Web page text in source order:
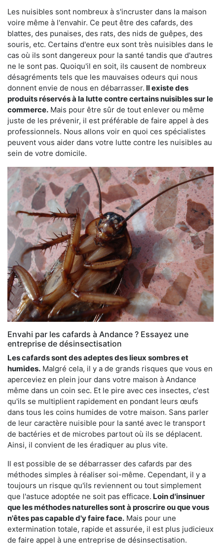
Les nuisibles sont nombreux à s'incruster dans la maison
voire même à l'envahir. Ce peut être des cafards, des
blattes, des punaises, des rats, des nids de guêpes, des
souris, etc. Certains d'entre eux sont très nuisibles dans le
cas où ils sont dangereux pour la santé tandis que d'autres
ne le sont pas. Quoiqu'il en soit, ils causent de nombreux
désagréments tels que les mauvaises odeurs qui nous
donnent envie de nous en débarrasser. Il existe des
produits réservés à la lutte contre certains nuisibles sur le
commerce. Mais pour être sûr de tout enlever ou même
juste de les prévenir, il est préférable de faire appel à des
professionnels. Nous allons voir en quoi ces spécialistes
peuvent vous aider dans votre lutte contre les nuisibles au
sein de votre domicile.
Envahi par les cafards à Andance ? Essayez une
entreprise de désinsectisation
Les cafards sont des adeptes des lieux sombres et
humides. Malgré cela, il y a de grands risques que vous en
aperceviez en plein jour dans votre maison à Andance
même dans un coin sec. Et le pire avec ces insectes, c'est
qu'ils se multiplient rapidement en pondant leurs œufs
dans tous les coins humides de votre maison. Sans parler
de leur caractère nuisible pour la santé avec le transport
de bactéries et de microbes partout où ils se déplacent.
Ainsi, il convient de les éradiquer au plus vite.
Il est possible de se débarrasser des cafards par des
méthodes simples à réaliser soi-même. Cependant, il y a
toujours un risque qu'ils reviennent ou tout simplement
que l'astuce adoptée ne soit pas efficace. Loin d'insinuer
que les méthodes naturelles sont à proscrire ou que vous
n'êtes pas capable d'y faire face. Mais pour une
extermination totale, rapide et assurée, il est plus judicieux
de faire appel à une entreprise de désinsectisation.